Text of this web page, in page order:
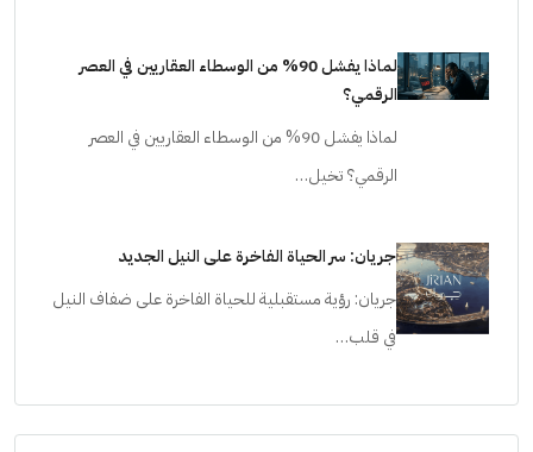
لماذا يفشل 90% من الوسطاء العقاريين في العصر
الرقمي؟
لماذا يفشل 90% من الوسطاء العقاريين في العصر
الرقمي؟ تخيل…
جريان: سر الحياة الفاخرة على النيل الجديد
جريان: رؤية مستقبلية للحياة الفاخرة على ضفاف النيل
في قلب…